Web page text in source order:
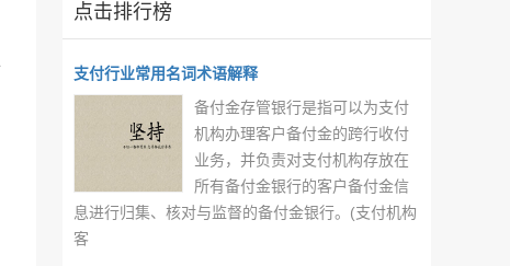
点击排行榜
支付行业常用名词术语解释
备付金存管银行是指可以为支付
机构办理客户备付金的跨行收付
业务，并负责对支付机构存放在
所有备付金银行的客户备付金信
息进行归集、核对与监督的备付金银行。(支付机构
客